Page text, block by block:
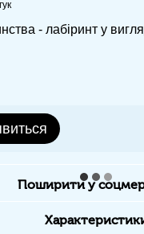
- лабіринт у
Поширити у